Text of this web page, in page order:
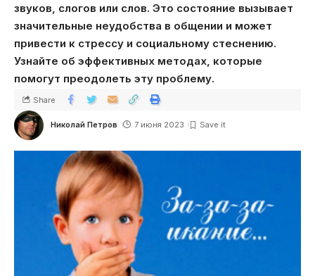
звуков, слогов или слов. Это состояние вызывает
значительные неудобства в общении и может
привести к стрессу и социальному стеснению.
Узнайте об эффективных методах, которые
помогут преодолеть эту проблему.
Николай Петров 7 июня 2023
Share